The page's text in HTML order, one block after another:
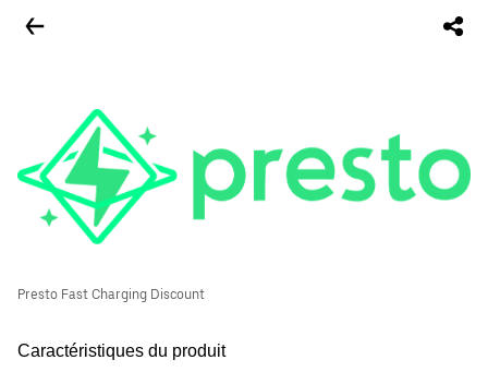
Presto Fast Charging Discount
Caractéristiques du produit